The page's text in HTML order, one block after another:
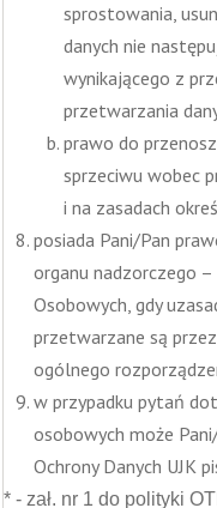
sprostowania,
danych nie
wynikającego z
przetwarzania
prawo do
sprzeciwu wobec
i na zasadach
posiada Pani/Pan
organu nadzorczego –
Osobowych, gdy
przetwarzane są
ogólnego
w przypadku pytań
osobowych może
Ochrony Danych UJK
* - zał. nr 1 do polityki